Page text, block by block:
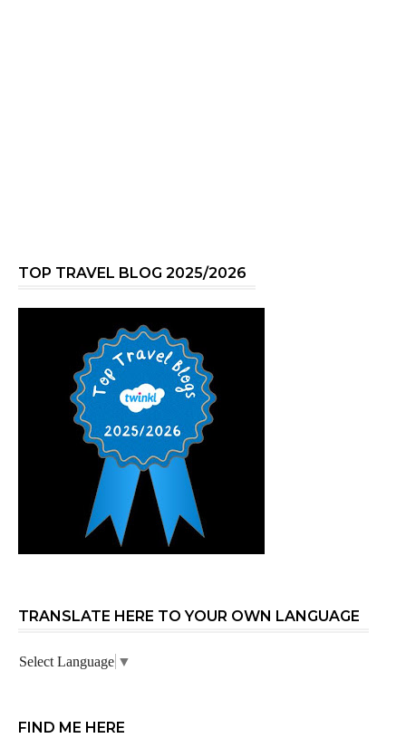
TOP TRAVEL BLOG 2025/2026
TRANSLATE HERE TO YOUR OWN LANGUAGE
Select Language ▼
FIND ME HERE